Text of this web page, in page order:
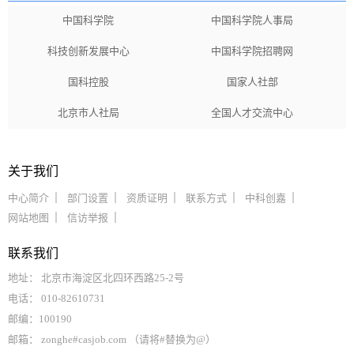
中国科学院 中国科学院人事局
科技创新发展中心 中国科学院招聘网
国科控股 国家人社部
北京市人社局 全国人才交流中心
关于我们
中心简介 部门设置 资质证明 联系方式
中科创嘉
网站地图
信访举报
联系我们
地址： 北京市海淀区北四环西路25-2号
电话： 010-82610731
邮编：100190
邮箱： zonghe#casjob.com （请将#替换为@）